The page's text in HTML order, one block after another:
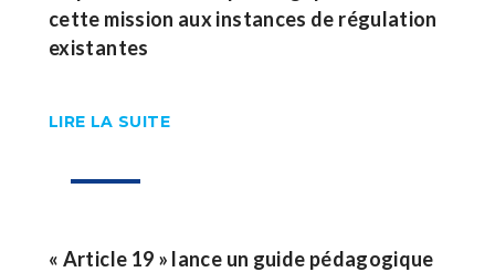
cette mission aux instances de régulation
existantes
LIRE LA SUITE
26
« Article 19 » lance un guide pédagogique